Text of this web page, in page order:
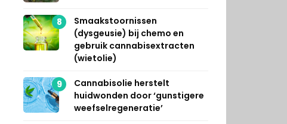
8
Smaakstoornissen
(dysgeusie) bij chemo en
gebruik cannabisextracten
(wietolie)
9
Cannabisolie herstelt
huidwonden door ‘gunstigere
weefselregeneratie’